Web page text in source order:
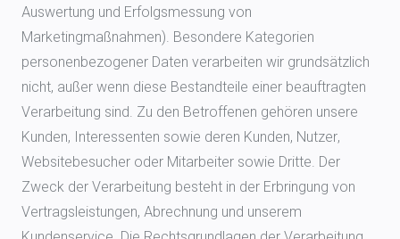
Auswertung und Erfolgsmessung von
Marketingmaßnahmen). Besondere Kategorien
personenbezogener Daten verarbeiten wir grundsätzlich
nicht, außer wenn diese Bestandteile einer beauftragten
Verarbeitung sind. Zu den Betroffenen gehören unsere
Kunden, Interessenten sowie deren Kunden, Nutzer,
Websitebesucher oder Mitarbeiter sowie Dritte. Der
Zweck der Verarbeitung besteht in der Erbringung von
Vertragsleistungen, Abrechnung und unserem